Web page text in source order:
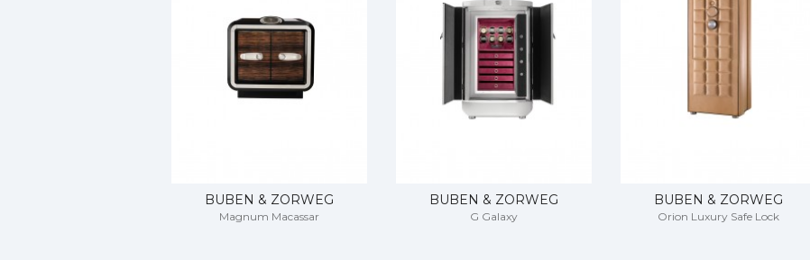
raskošne materijale radi stvaranja ekstravagantnih i neprolaznih objekata lepote. Iza besprekorno
kože, u kabinetu savremenog kolekcionarstva, koji “hvata” sve refleksije svetlosti, Buben & Zorweg
svako novo prilagodljivo remek-delo.
Buben & Zorweg remek-delo je i izložba skupog kolekcionarstva i umetničko delo . Može se uživati u
Ali najčešće, ono postaje centralni deo sobe i fokus razgovora.
dugmeta", kaže Kristijan Zorveg.
BUBEN & ZORWEG
Magnum Macassar
BUBEN & ZORWEG
G Galaxy
BUBEN & ZORWEG
Orion Luxury Safe Lock